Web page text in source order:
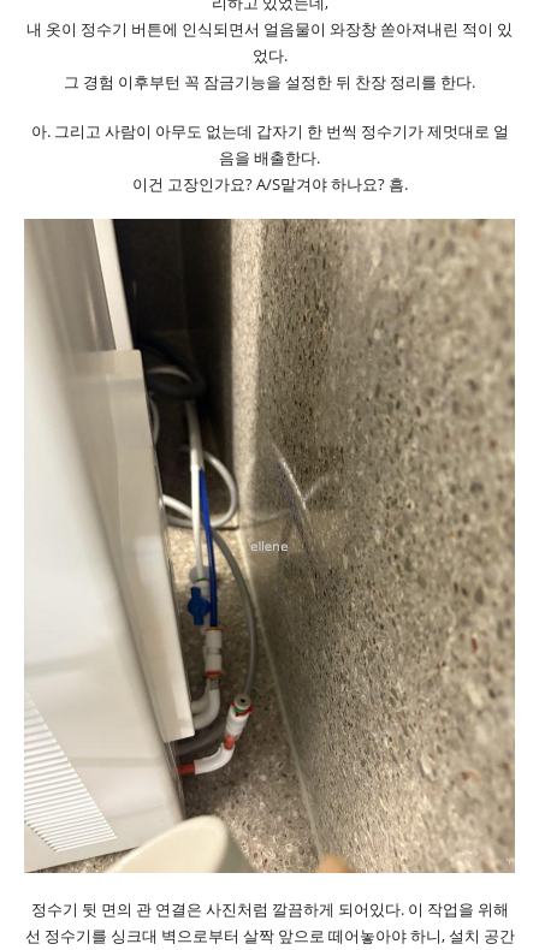
내 옷이 정수기 버튼에 인식되면서 얼음물이 와장창 쏟아져내린 적이 있
었다.
그 경험 이후부턴 꼭 잠금기능을 설정한 뒤 찬장 정리를 한다.
아. 그리고 사람이 아무도 없는데 갑자기 한 번씩 정수기가 제멋대로 얼
음을 배출한다.
이건 고장인가요? A/S맡겨야 하나요? 흠.
정수기 뒷 면의 관 연결은 사진처럼 깔끔하게 되어있다. 이 작업을 위해
선 정수기를 싱크대 벽으로부터 살짝 앞으로 떼어놓아야 하니, 설치 공간